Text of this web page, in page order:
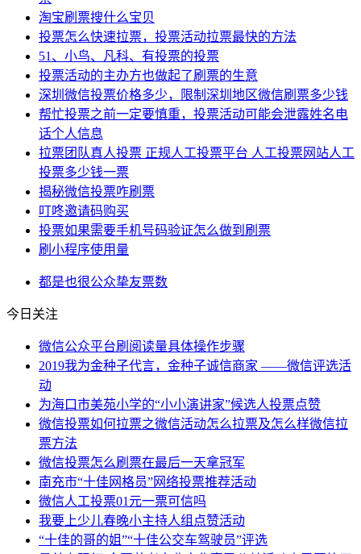
淘宝刷票搜什么宝贝
投票怎么快速拉票，投票活动拉票最快的方法
51、小鸟、凡科、有投票的投票
投票活动的主办方也做起了刷票的生意
深圳微信投票价格多少，限制深圳地区微信刷票多少钱
帮忙投票之前一定要慎重，投票活动可能会泄露姓名电
话个人信息
拉票团队真人投票 正规人工投票平台 人工投票网站人工
投票多少钱一票
揭秘微信投票咋刷票
叮咚邀请码购买
投票如果需要手机号码验证怎么做到刷票
刷小程序使用量
都是也很公众挚友票数
今日关注
微信公众平台刷阅读量具体操作步骤
2019我为金种子代言，金种子诚信商家 ——微信评选活
动
为海口市美苑小学的“小小演讲家”候选人投票点赞
微信投票如何拉票之微信活动怎么拉票及怎么样微信拉
票方法
微信投票怎么刷票在最后一天拿冠军
南充市“十佳网格员”网络投票推荐活动
微信人工投票01元一票可信吗
我要上少儿春晚小主持人组点赞活动
“十佳的哥的姐”“十佳公交车驾驶员”评选